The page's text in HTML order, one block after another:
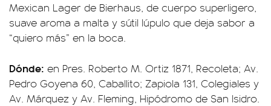
Mexican Lager de Bierhaus, de cuerpo superligero,
suave aroma a malta y sútil lúpulo que deja sabor a
“quiero más” en la boca.
Dónde: en Pres. Roberto M. Ortiz 1871, Recoleta; Av.
Pedro Goyena 60, Caballito; Zapiola 131, Colegiales y
Av. Márquez y Av. Fleming, Hipódromo de San Isidro.